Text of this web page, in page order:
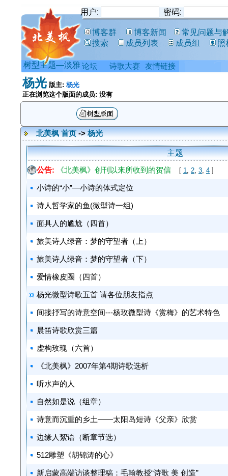
用户: 密码:
博客群 博客新闻
常见问题与
搜索
成员列表 成员组 照
树型主题—淡雅
杨光 版主: 杨光
正在浏览这个版面的成员: 没有
北美枫 首页->杨光
主题
公告:
《北美枫》创刊以来所收到的贺信 [ 1, 2, 3, 4 ]
小诗的“小”—小诗的体式定位
诗人哲学家的鱼(微型诗一组)
面具人的尴尬（四首）
旅美诗人绿音：梦的守望者（上）
旅美诗人绿音：梦的守望者（下）
爱情橡皮圈（四首）
杨光微型诗歌五首 请各位朋友指点
间接抒写的诗意空间---杨玫微型诗《赏梅》的艺术特色
晨笛诗歌欣赏三篇
虚构玫瑰（六首）
《北美枫》2007年第4期诗歌选析
听水声的人
自然如是说（组章）
诗意而沉重的乡土——太阳岛短诗《父亲》欣赏
边缘人絮语（断章节选）
512雕塑《胡锦涛的心》
新启蒙高端访谈整理稿：毛翰教授“诗歌 美 创造”
论坛 诗歌大赛 友情链接